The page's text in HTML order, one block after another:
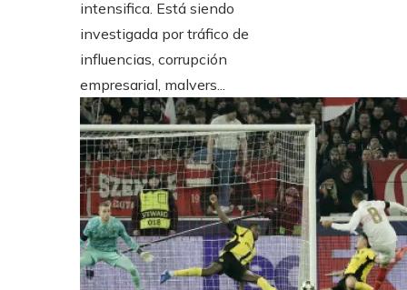
intensifica. Está siendo
investigada por tráfico de
influencias, corrupción
empresarial, malvers...